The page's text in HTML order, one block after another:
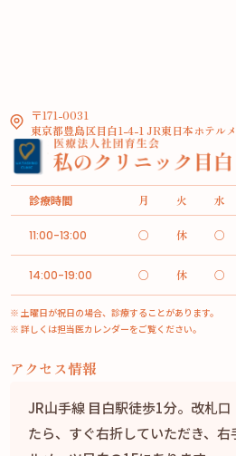
〒171-0031
東京都豊島区目白1-4-1 JR東日本ホテル
診療時間 月 火 水
11:00-13:00 ○ 休 ○
14:00-19:00 ○ 休 ○
※ 土曜日が祝日の場合、診療することがあります。
※ 詳しくは担当医カレンダーをご覧ください。
アクセス情報
JR山手線 目白駅徒歩1分。改札
たら、すぐ右折していただき、